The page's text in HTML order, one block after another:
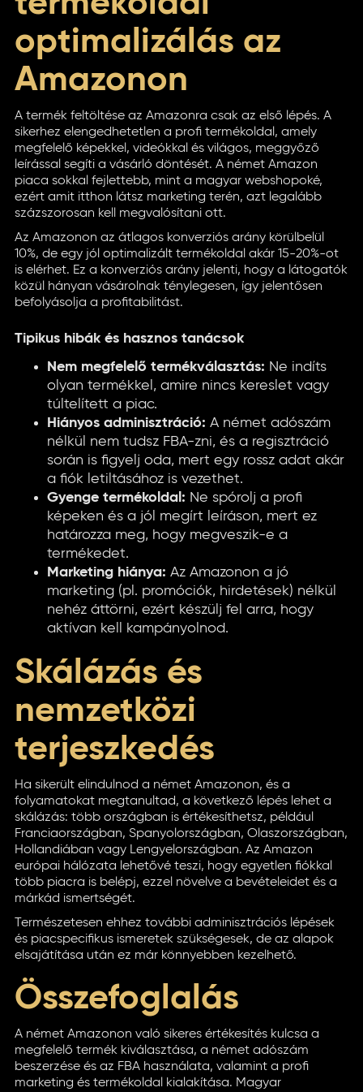
optimalizálás az
Amazonon
A termék feltöltése az Amazonra csak az első lépés. A
sikerhez elengedhetetlen a profi termékoldal, amely
megfelelő képekkel, videókkal és világos, meggyőző
leírással segíti a vásárló döntését. A német Amazon
piaca sokkal fejlettebb, mint a magyar webshopoké,
ezért amit itthon látsz marketing terén, azt legalább
százszorosan kell megvalósítani ott.
Az Amazonon az átlagos konverziós arány körülbelül
10%, de egy jól optimalizált termékoldal akár 15-20%-ot
is elérhet. Ez a konverziós arány jelenti, hogy a látogatók
közül hányan vásárolnak ténylegesen, így jelentősen
befolyásolja a profitabilitást.
Tipikus hibák és hasznos tanácsok
Nem megfelelő termékválasztás: Ne indíts
olyan termékkel, amire nincs kereslet vagy
túltelített a piac.
Hiányos adminisztráció: A német adószám
nélkül nem tudsz FBA-zni, és a regisztráció
során is figyelj oda, mert egy rossz adat akár
a fiók letiltásához is vezethet.
Gyenge termékoldal: Ne spórolj a profi
képeken és a jól megírt leíráson, mert ez
határozza meg, hogy megveszik-e a
termékedet.
Marketing hiánya: Az Amazonon a jó
marketing (pl. promóciók, hirdetések) nélkül
nehéz áttörni, ezért készülj fel arra, hogy
aktívan kell kampányolnod.
Skálázás és
nemzetközi
terjeszkedés
Ha sikerült elindulnod a német Amazonon, és a
folyamatokat megtanultad, a következő lépés lehet a
skálázás: több országban is értékesíthetsz, például
Franciaországban, Spanyolországban, Olaszországban,
Hollandiában vagy Lengyelországban. Az Amazon
európai hálózata lehetővé teszi, hogy egyetlen fiókkal
több piacra is belépj, ezzel növelve a bevételeidet és a
márkád ismertségét.
Természetesen ehhez további adminisztrációs lépések
és piacspecifikus ismeretek szükségesek, de az alapok
elsajátítása után ez már könnyebben kezelhető.
Összefoglalás
A német Amazonon való sikeres értékesítés kulcsa a
megfelelő termék kiválasztása, a német adószám
beszerzése és az FBA használata, valamint a profi
marketing és termékoldal kialakítása. Magyar